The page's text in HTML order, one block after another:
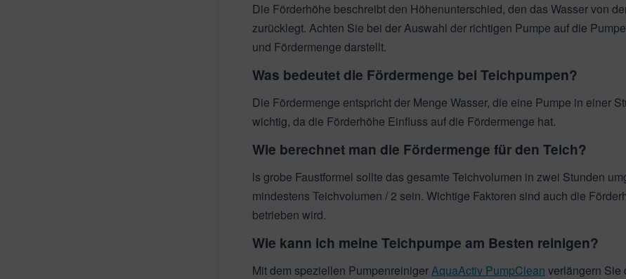
Die Förderhöhe beschreibt den Höhenunterschied, den das Wasser von
zurücklegt. Achten Sie bei der Auswahl der richtigen Pumpe auf die
und Fördermenge darstellt.
Was bedeutet die Fördermenge bei Teichpumpen?
Die Fördermenge entspricht der Menge Wasser, die eine Pumpe in einer
wichtig, da die Förderhöhe Einfluss auf die Fördermenge hat.
Wie berechnet man die Fördermenge für den Teich?
ls grobe Faustformel sollte das gesamte Teichvolumen in zwei Stunden
mindestens Teichvolumen / 2 sein. Wichtige Faktoren sind auch die
betrieben wird.
Wie kann ich meine Teichpumpe am Besten reinigen?
Mit dem speziellen PumpenreinigerAquaActiv PumpClean verlängern Sie